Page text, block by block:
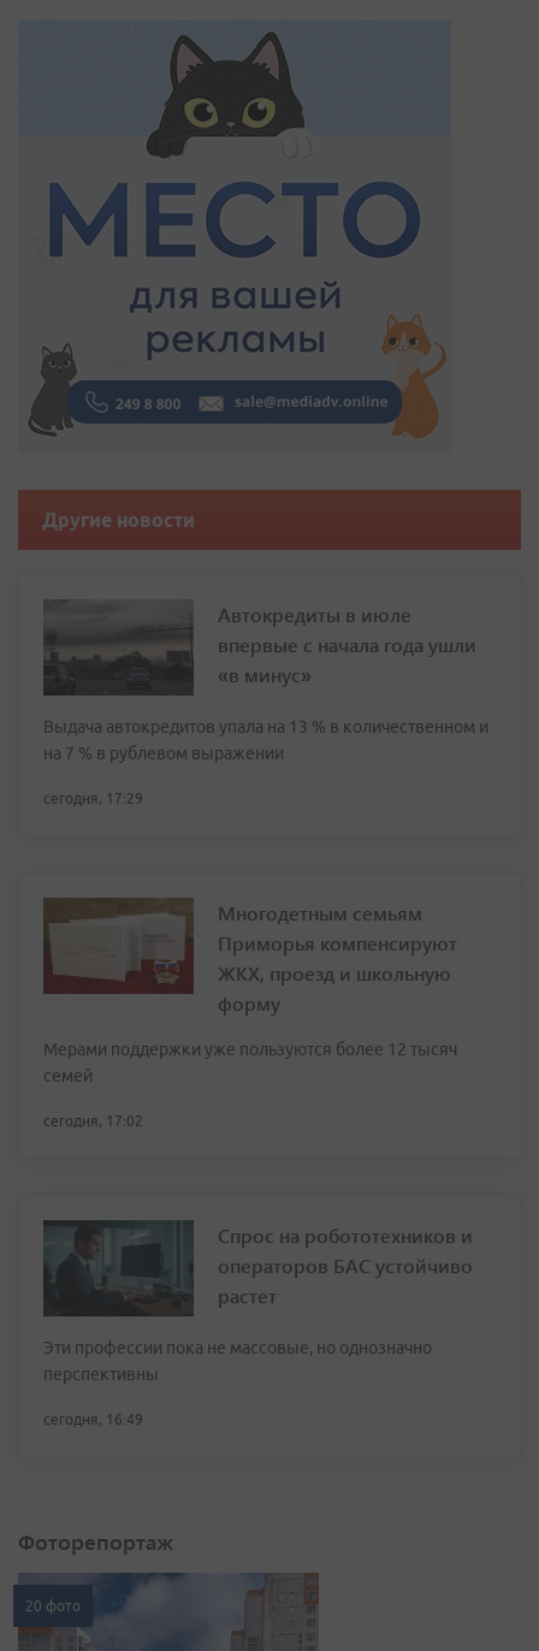
Другие новости
Автокредиты в июле
впервые с начала года ушли
«в минус»
Выдача автокредитов упала на 13 % в количественном и
на 7 % в рублевом выражении
сегодня, 17:29
Многодетным семьям
Приморья компенсируют
ЖКХ, проезд и школьную
форму
Мерами поддержки уже пользуются более 12 тысяч
семей
сегодня, 17:02
Спрос на робототехников и
операторов БАС устойчиво
растет
Эти профессии пока не массовые, но однозначно
перспективны
сегодня, 16:49
Фоторепортаж
20 фото